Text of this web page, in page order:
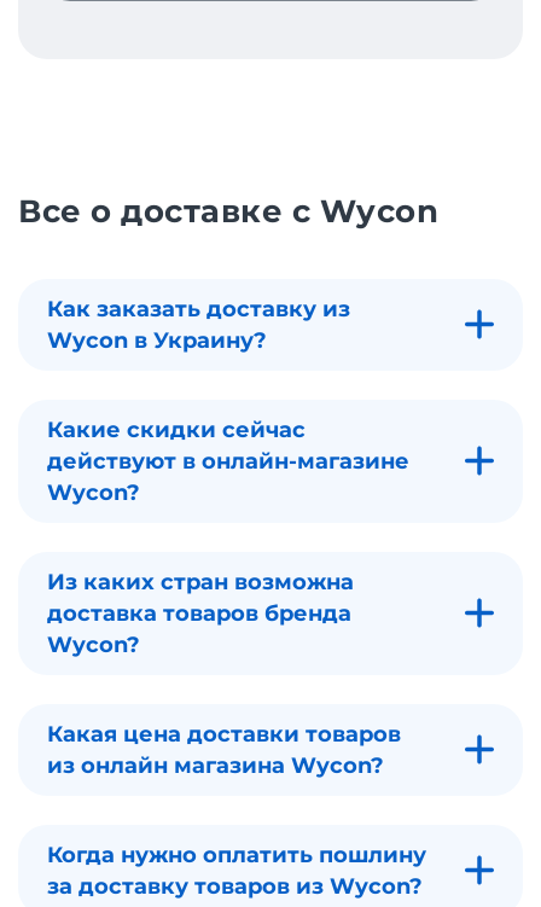
Все о доставке с Wycon
Как заказать доставку из
Wycon в Украину?
Какие скидки сейчас
действуют в онлайн-магазине
Wycon?
Из каких стран возможна
доставка товаров бренда
Wycon?
Какая цена доставки товаров
из онлайн магазина Wycon?
Когда нужно оплатить пошлину
за доставку товаров из Wycon?